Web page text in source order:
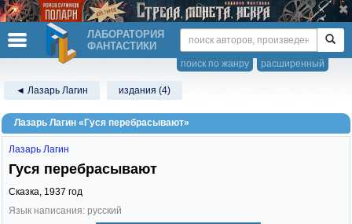
ЛАБОРАТОРИЯ
ФАНТАСТИКИ
расширенный
поиск по жанру
◄ Лазарь Лагин издания (4)
Лазарь Лагин «Гуся перебрасывают»
Лазарь Лагин
Гуся перебрасывают
Сказка, 1937 год
Язык написания: русский